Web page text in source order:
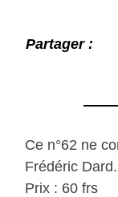
Partager :
Ce n°62 ne
Frédéric Dard.
Prix : 60 frs